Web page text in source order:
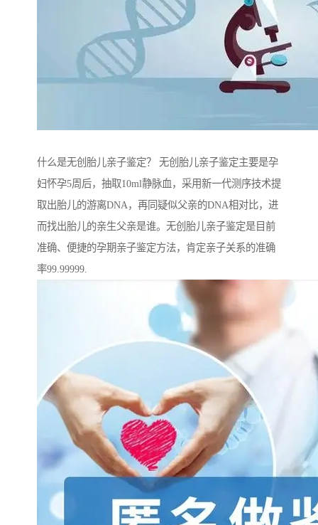
什么是无创胎儿亲子鉴定？ 无创胎儿亲子鉴定主要是孕
妇怀孕5周后，抽取10ml静脉血，采用新一代测序技术提
取出胎儿的游离DNA，再同疑似父亲的DNA相对比，进
而找出胎儿的亲生父亲是谁。无创胎儿亲子鉴定是目前
准确、便捷的孕期亲子鉴定方法，肯定亲子关系的准确
率99.99999.